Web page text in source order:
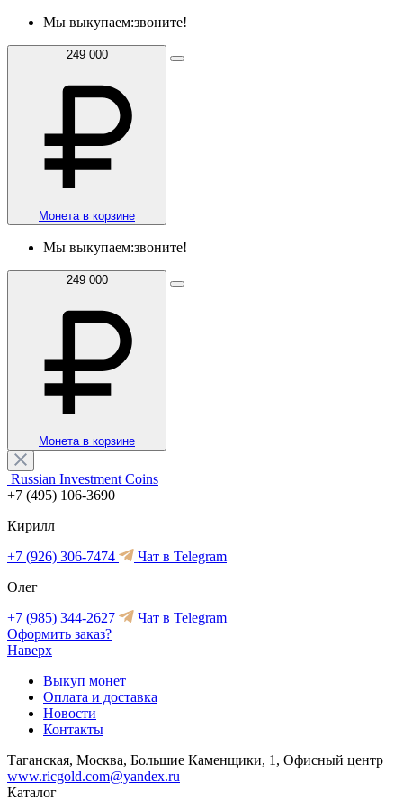
Мы выкупаем:звоните!
249 000
Монета в корзине
Мы выкупаем:звоните!
249 000
Монета в корзине
Russian Investment Coins
+7 (495) 106-3690
Кирилл
+7 (926) 306-7474
Чат в Telegram
Олег
+7 (985) 344-2627
Чат в Telegram
Оформить заказ?
Наверх
Выкуп монет
Оплата и доставка
Новости
Контакты
Таганская, Москва, Большие Каменщики, 1, Офисный центр
www.ricgold.com@yandex.ru
Каталог